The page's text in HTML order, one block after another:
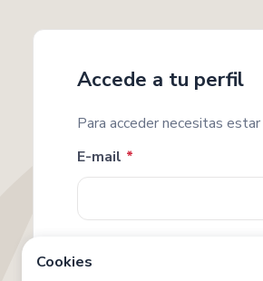
Accede a tu perfil
Para acceder necesitas
E-mail
Cookies